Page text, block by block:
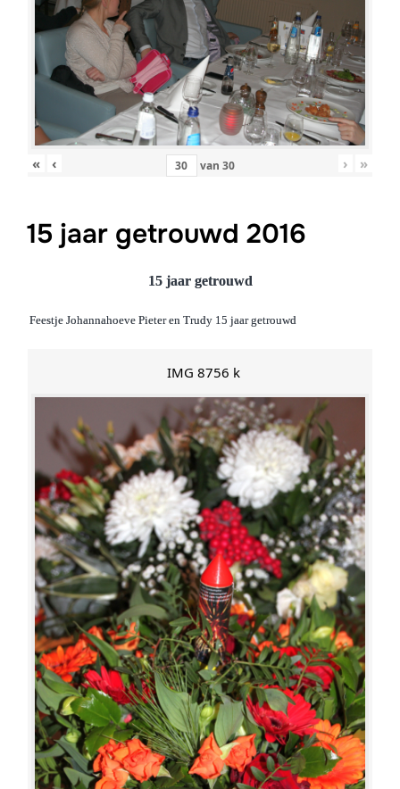
« ‹ van 30 › »
15 jaar getrouwd 2016
15 jaar getrouwd
Feestje Johannahoeve Pieter en Trudy 15 jaar getrouwd
IMG 8756 k